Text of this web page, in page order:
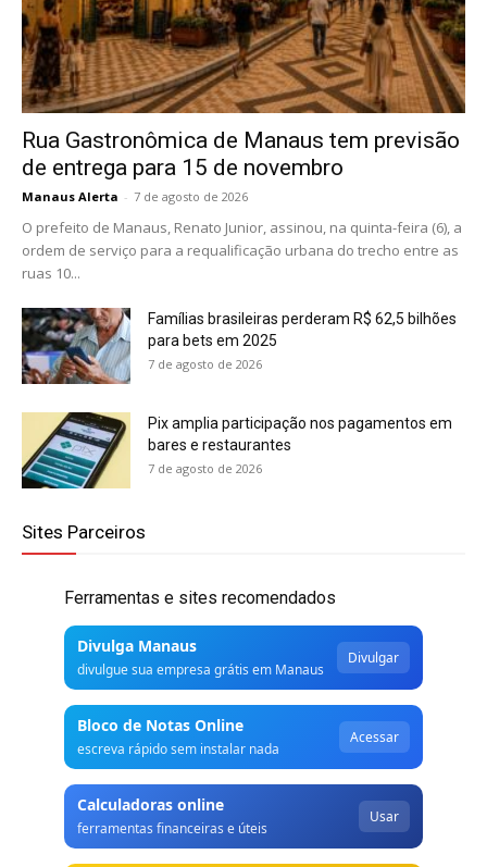
Rua Gastronômica de Manaus tem previsão
de entrega para 15 de novembro
Manaus Alerta - 7 de agosto de 2026
O prefeito de Manaus, Renato Junior, assinou, na quinta-feira (6), a
ordem de serviço para a requalificação urbana do trecho entre as
ruas 10...
Famílias brasileiras perderam R$ 62,5 bilhões
para bets em 2025
7 de agosto de 2026
Pix amplia participação nos pagamentos em
bares e restaurantes
7 de agosto de 2026
Sites Parceiros
Ferramentas e sites recomendados
Divulga Manaus
divulgue sua empresa grátis em Manaus
Divulgar
Bloco de Notas Online
escreva rápido sem instalar nada
Acessar
Calculadoras online
ferramentas financeiras e úteis
Usar